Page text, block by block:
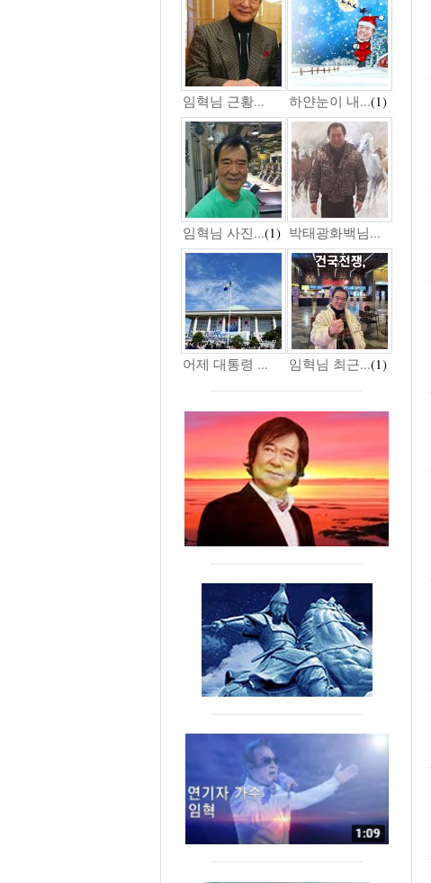
임혁님 근황... 하얀눈이 내...(1)
임혁님 사진...(1) 박태광화백님...
어제 대통령 ... 임혁님 최근...(1)